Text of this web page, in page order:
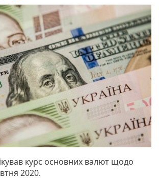
курс основних валют щодо
2020.